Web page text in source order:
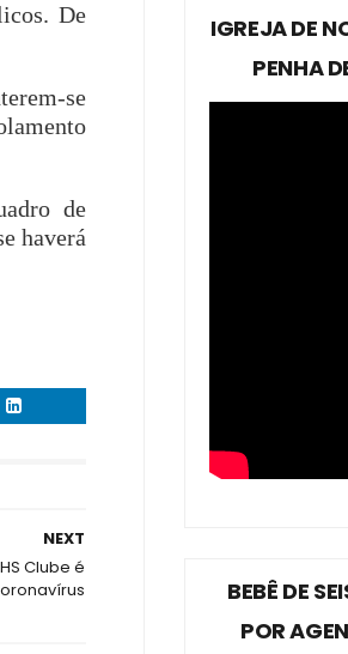
De
se
de
haverá
NEXT
Clube é
IGREJA DE
PENHA
BEBÊ DE
POR